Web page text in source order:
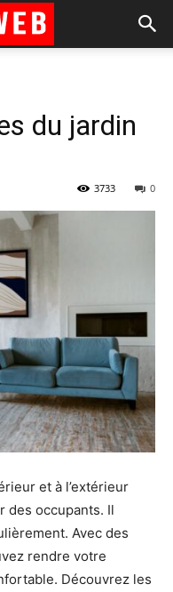
du jardin
0
3733
et à l’extérieur
des occupants. Il
Avec des
rendre votre
Découvrez les